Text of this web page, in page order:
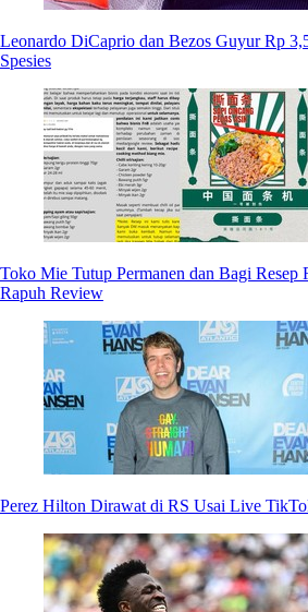
Leonardo DiCaprio dan Bezos Guyur Rp
Spesies
Toko Mie Tutup Permanen dan Bagi Resep
Rapuh Review
Perez Hilton Dirawat di RS Usai Live